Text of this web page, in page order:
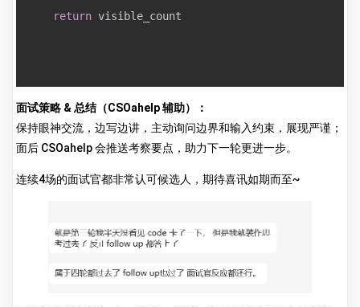
return visible_count
面试策略 & 总结（CSOahelp 辅助）：
保持眼神交流，边写边讲，主动询问边界和输入约束，展现严谨；
面后 CSOahelp 会推送考察要点，助力下一轮更进一步。
连续4场的面试官都非常认可候选人，期待喜讯如期而至~